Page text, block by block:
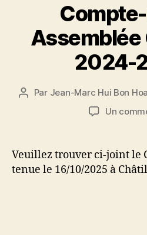
Assemblée
2024-
Auteur
Par Jean-Marc Hui Bon Hoa
Un
Veuillez trouver ci-joint le
tenue le 16/10/2025 à